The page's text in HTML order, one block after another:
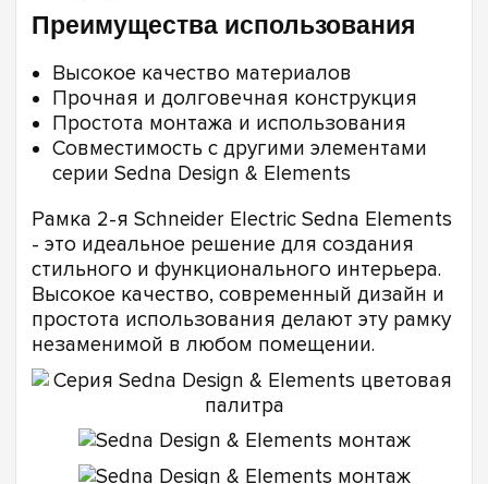
Преимущества использования
Высокое качество материалов
Прочная и долговечная конструкция
Простота монтажа и использования
Совместимость с другими элементами
серии Sedna Design & Elements
Рамка 2-я Schneider Electric Sedna Elements
- это идеальное решение для создания
стильного и функционального интерьера.
Высокое качество, современный дизайн и
простота использования делают эту рамку
незаменимой в любом помещении.